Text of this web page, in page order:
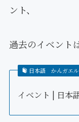
ント、
過去のイベント
日本語 かんガエ
イベント | 日